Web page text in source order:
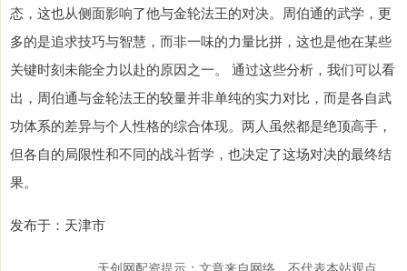
态，这也从侧面影响了他与金轮法王的对决。周伯通的武学，更
多的是追求技巧与智慧，而非一味的力量比拼，这也是他在某些
关键时刻未能全力以赴的原因之一。 通过这些分析，我们可以看
出，周伯通与金轮法王的较量并非单纯的实力对比，而是各自武
功体系的差异与个人性格的综合体现。两人虽然都是绝顶高手，
但各自的局限性和不同的战斗哲学，也决定了这场对决的最终结
果。
发布于：天津市
天创网配资提示：文章来自网络，不代表本站观点。